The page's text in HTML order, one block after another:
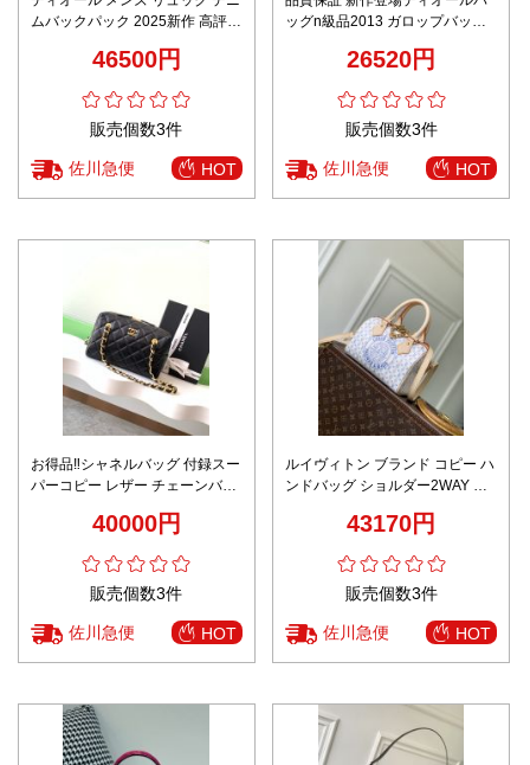
ムバックパック 2025新作 高評価
46500円
販売個数3件
佐川急便 HOT
ッグn級品2013 ガロップバック
26520円
販売個数3件
佐川急便 HOT
お得品‼シャネルバッグ 付録スー
パーコピー レザー チェーンバッ
40000円
販売個数3件
佐川急便 HOT
ルイヴィトン ブランド コピー ハ
ンドバッグ ショルダー2WAY ミ
43170円
販売個数3件
佐川急便 HOT